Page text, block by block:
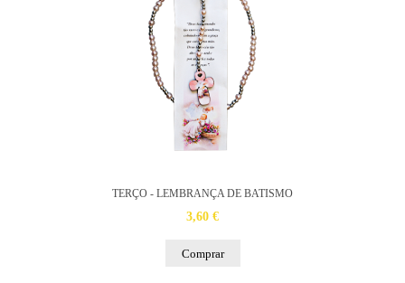
TERÇO - LEMBRANÇA DE BATISMO
3,60 €
Comprar